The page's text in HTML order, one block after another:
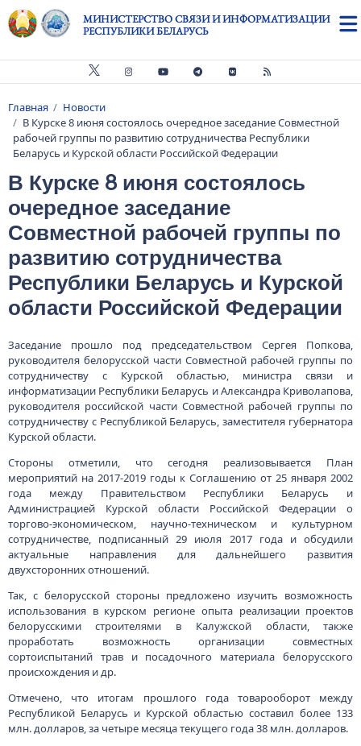
Перейти к основному содержанию
МИНИСТЕРСТВО СВЯЗИ И ИНФОРМАТИЗАЦИИ
РЕСПУБЛИКИ БЕЛАРУСЬ
Строка навигации
Главная
Новости
В Курске 8 июня состоялось очередное заседание Совместной
рабочей группы по развитию сотрудничества Республики
Беларусь и Курской области Российской Федерации
В Курске 8 июня состоялось
очередное заседание
Совместной рабочей группы по
развитию сотрудничества
Республики Беларусь и Курской
области Российской Федерации
Заседание прошло под председательством Сергея Попкова,
руководителя белорусской части Совместной рабочей группы по
сотрудничеству с Курской областью, министра связи и
информатизации Республики Беларусь и Александра Криволапова,
руководителя российской части Совместной рабочей группы по
сотрудничеству с Республикой Беларусь, заместителя губернатора
Курской области.
Стороны отметили, что сегодня реализовывается План
мероприятий на 2017-2019 годы к Соглашению от 25 января 2002
года между Правительством Республики Беларусь и
Администрацией Курской области Российской Федерации о
торгово-экономическом, научно-техническом и культурном
сотрудничестве, подписанный 29 июля 2017 года и обсудили
актуальные направления для дальнейшего развития
двухсторонних отношений.
Так, с белорусской стороны предложено изучить возможность
использования в курском регионе опыта реализации проектов
белорусскими строителями в Калужской области, также
проработать возможность организации совместных
сортоиспытаний трав и посадочного материала белорусского
происхождения и др.
Отмечено, что итогам прошлого года товарооборот между
Республикой Беларусь и Курской областью составил более 133
млн. долларов, за четыре месяца текущего года 38 млн. долларов.